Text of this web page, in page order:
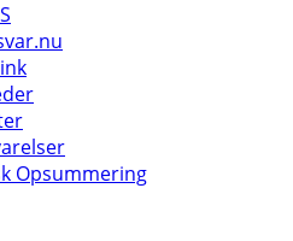
Opsummering